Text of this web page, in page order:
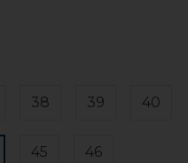
38 39 40
45 46